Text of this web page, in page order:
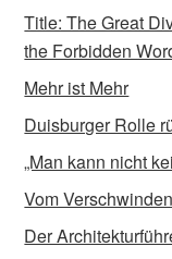
Title: The Great
the Forbidden
Mehr ist Mehr
Duisburger Rolle
„Man kann nicht
Vom Verschwinden
Der